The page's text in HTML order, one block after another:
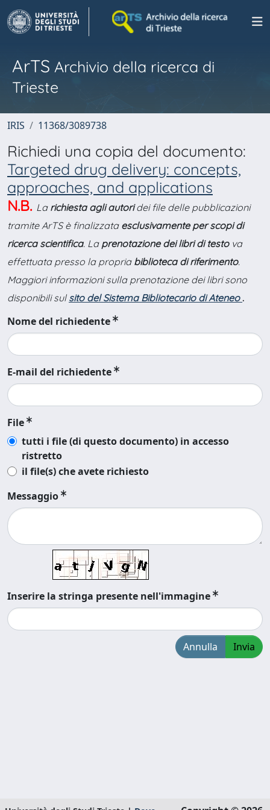
ArTS Archivio della ricerca di
Trieste
IRIS 11368/3089738
Richiedi una copia del documento:
Targeted drug delivery: concepts,
approaches, and applications
N.B. La richiesta agli autoridei file delle pubblicazioni
tramite ArTS è finalizzata esclusivamente per scopi di
ricerca scientifica. La prenotazione dei libri di testova
effettuata presso la propria biblioteca di riferimento.
Maggiori informazioni sulla prenotazione dei libri sono
disponibili sul sito del Sistema Bibliotecario di Ateneo .
Nome del richiedente
E-mail del richiedente
File
tutti i file (di questo documento) in accesso
ristretto
il file(s) che avete richiesto
Messaggio
Inserire la stringa presente nell'immagine
Annulla Invia